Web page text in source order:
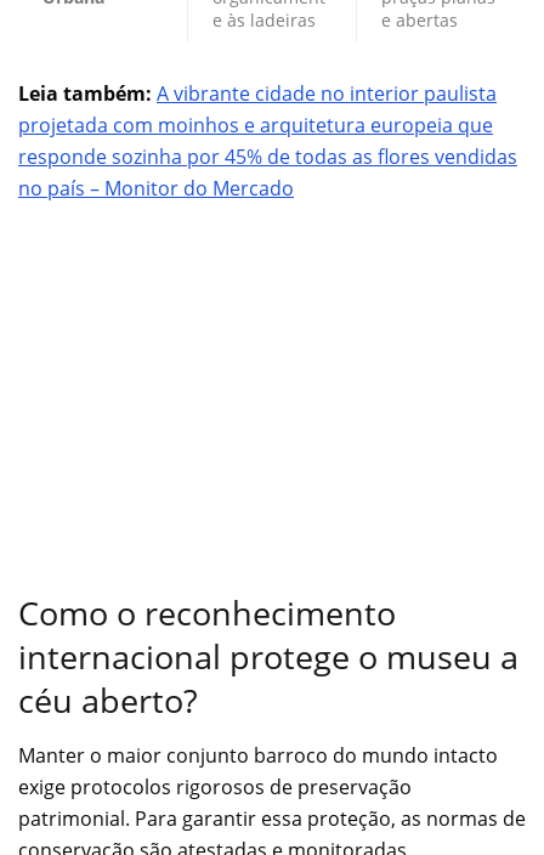
e às ladeiras
e abertas
Leia também: A vibrante cidade no interior paulista
projetada com moinhos e arquitetura europeia que
responde sozinha por 45% de todas as flores vendidas
no país – Monitor do Mercado
Como o reconhecimento
internacional protege o museu a
céu aberto?
Manter o maior conjunto barroco do mundo intacto
exige protocolos rigorosos de preservação
patrimonial. Para garantir essa proteção, as normas de